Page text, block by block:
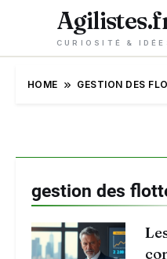
CURIOSITÉ &
HOME GESTION DES
gestion des